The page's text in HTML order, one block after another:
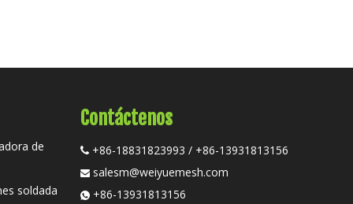
de
soldada
Contáctenos
+86-18831823993 / +86-13931813156
 salesm@weiyuemesh.com
+86-13931813156